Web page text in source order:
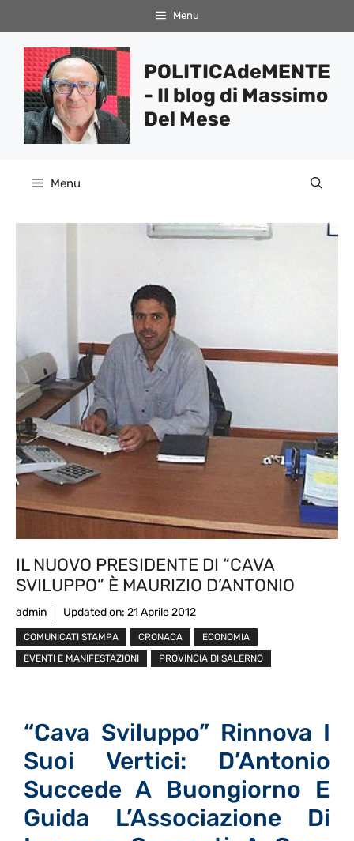
al
contenuto
Menu
POLITICAdeMENTE
- Il blog di Massimo
Del Mese
Menu
IL NUOVO PRESIDENTE DI “CAVA
SVILUPPO” È MAURIZIO D’ANTONIO
admin Updated on: 21 Aprile 2012
COMUNICATI STAMPA CRONACA
ECONOMIA
EVENTI E MANIFESTAZIONI
PROVINCIA DI SALERNO
“Cava Sviluppo” Rinnova I
Suoi Vertici: D’Antonio
Succede A Buongiorno E
Guida L’Associazione Di